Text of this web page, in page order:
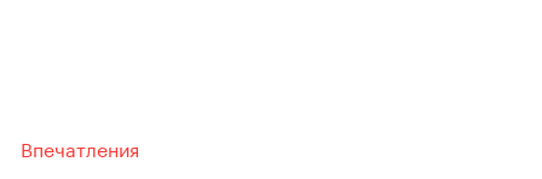
Впечатления